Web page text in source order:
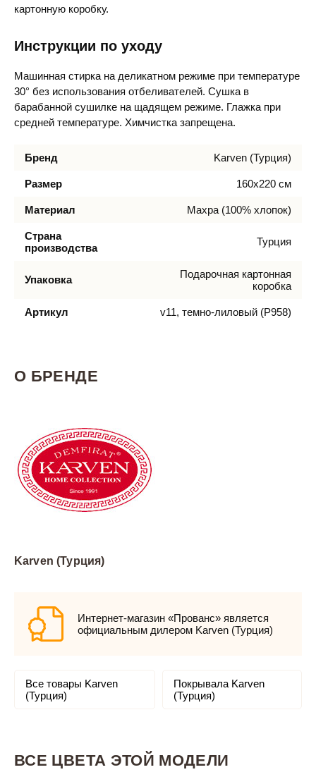
картонную коробку.
Инструкции по уходу
Машинная стирка на деликатном режиме при температуре
30° без использования отбеливателей. Сушка в
барабанной сушилке на щадящем режиме. Глажка при
средней температуре. Химчистка запрещена.
Бренд Karven (Турция)
Размер 160х220 см
Материал Махра (100% хлопок)
Страна
производства
Турция
Упаковка
Подарочная картонная
коробка
Артикул v11, темно-лиловый (P958)
О БРЕНДЕ
Karven (Турция)
Интернет-магазин «Прованс» является
официальным дилером Karven (Турция)
Все товары Karven
(Турция)
Покрывала Karven
(Турция)
ВСЕ ЦВЕТА ЭТОЙ МОДЕЛИ